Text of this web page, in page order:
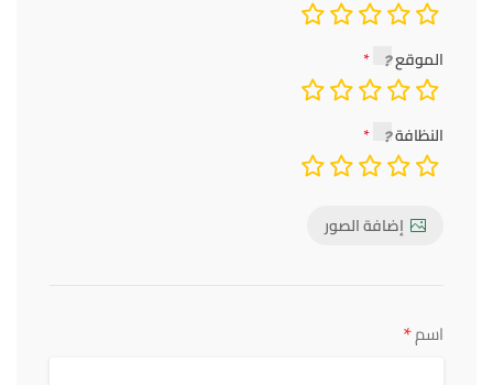
الموقع
النظافة
إضافة الصور
اسم*